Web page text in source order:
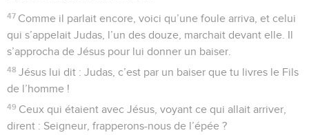
47 Comme il parlait encore, voici qu’une foule arriva, et celui
qui s’appelait Judas, l’un des douze, marchait devant elle. Il
s’approcha de Jésus pour lui donner un baiser.
48 Jésus lui dit : Judas, c’est par un baiser que tu livres le Fils
de l’homme !
49 Ceux qui étaient avec Jésus, voyant ce qui allait arriver,
dirent : Seigneur, frapperons-nous de l’épée ?